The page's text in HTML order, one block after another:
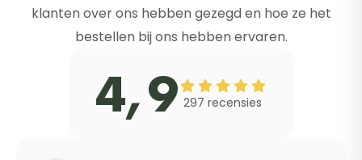
klanten over ons hebben gezegd en hoe ze het
bestellen bij ons hebben ervaren.
4,9 297 recensies